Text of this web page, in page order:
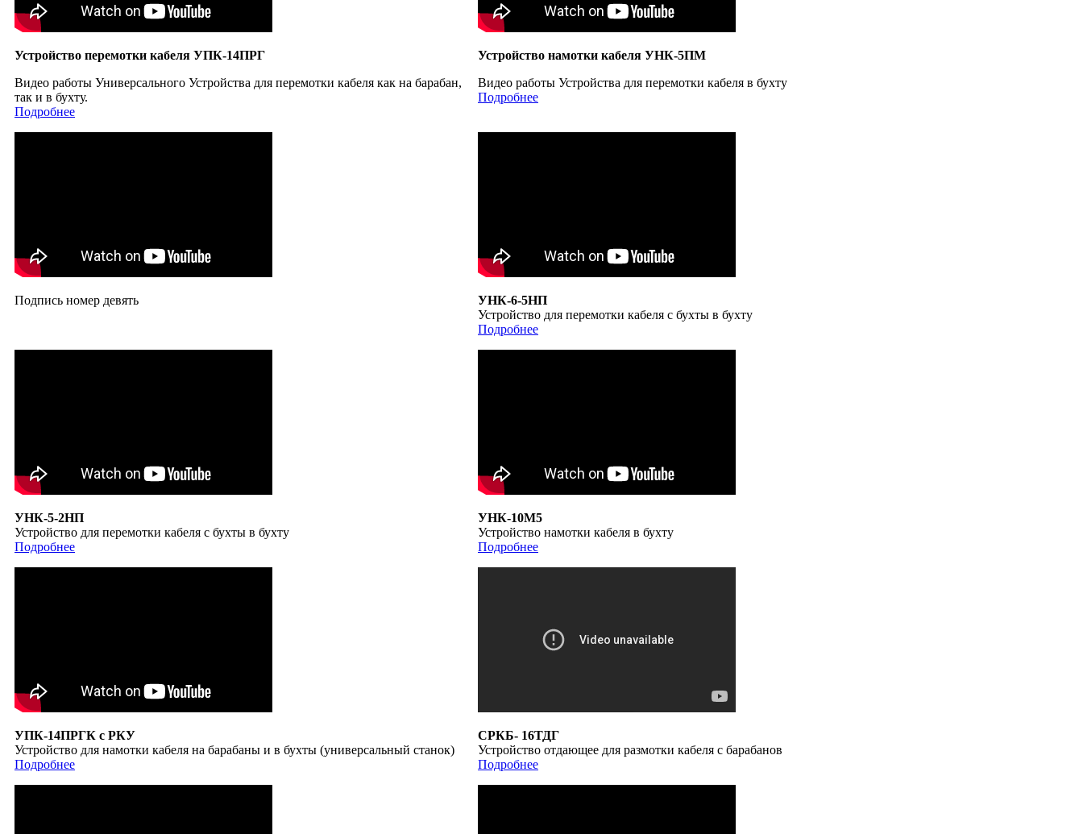
Устройство перемотки кабеля УПК-14ПРГ
Видео работы Универсального Устройства для перемотки кабеля как на барабан,
так и в бухту.
Подробнее
Устройство намотки кабеля УНК-5ПМ
Видео работы Устройства для перемотки кабеля в бухту
Подробнее
Подпись номер девять
УНК-6-5НП
Устройство для перемотки кабеля с бухты в бухту
Подробнее
УНК-5-2НП
Устройство для перемотки кабеля с бухты в бухту
Подробнее
УНК-10М5
Устройство намотки кабеля в бухту
Подробнее
УПК-14ПРГК с РКУ
Устройство для намотки кабеля на барабаны и в бухты (универсальный станок)
Подробнее
СРКБ- 16ТДГ
Устройство отдающее для размотки кабеля с барабанов
Подробнее